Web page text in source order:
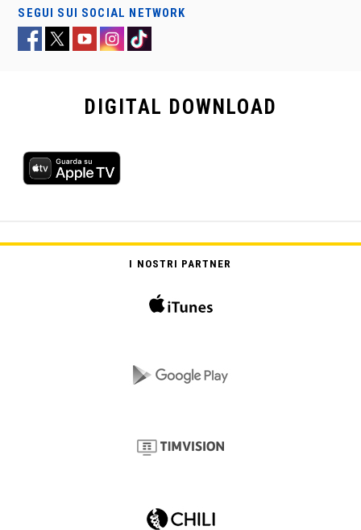
SEGUI SUI SOCIAL NETWORK
DIGITAL DOWNLOAD
I NOSTRI PARTNER